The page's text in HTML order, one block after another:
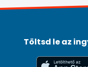
Töltsd le az